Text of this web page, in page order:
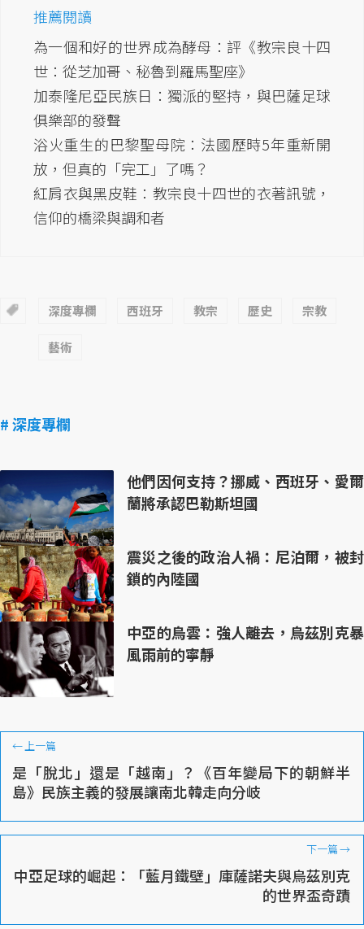
推薦閱讀
為一個和好的世界成為酵母：評《教宗良十四
世：從芝加哥、秘魯到羅馬聖座》
加泰隆尼亞民族日：獨派的堅持，與巴薩足球
俱樂部的發聲
浴火重生的巴黎聖母院：法國歷時5年重新開
放，但真的「完工」了嗎？
紅肩衣與黑皮鞋：教宗良十四世的衣著訊號，
信仰的橋梁與調和者
深度專欄 西班牙 教宗 歷史 宗教
藝術
# 深度專欄
他們因何支持？挪威、西班牙、愛爾
蘭將承認巴勒斯坦國
震災之後的政治人禍：尼泊爾，被封
鎖的內陸國
中亞的烏雲：強人離去，烏茲別克暴
風雨前的寧靜
←上一篇
是「脫北」還是「越南」？《百年變局下的朝鮮半
島》民族主義的發展讓南北韓走向分岐
下一篇→
中亞足球的崛起：「藍月鐵壁」庫薩諾夫與烏茲別克
的世界盃奇蹟